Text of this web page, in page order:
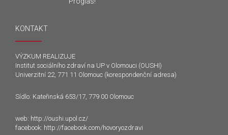
KONTAKT
VÝZKUM REALIZUJE
Institut sociálního zdraví na UP v Olomouci (OUSHI)
Univerzitní 22, 771 11 Olomouc (korespondenční adresa)
Sídlo: Kateřinská 653/17, 779 00 Olomouc
web: http://oushi.upol.cz/
facebook: http://facebook.com/hovoryozdravi